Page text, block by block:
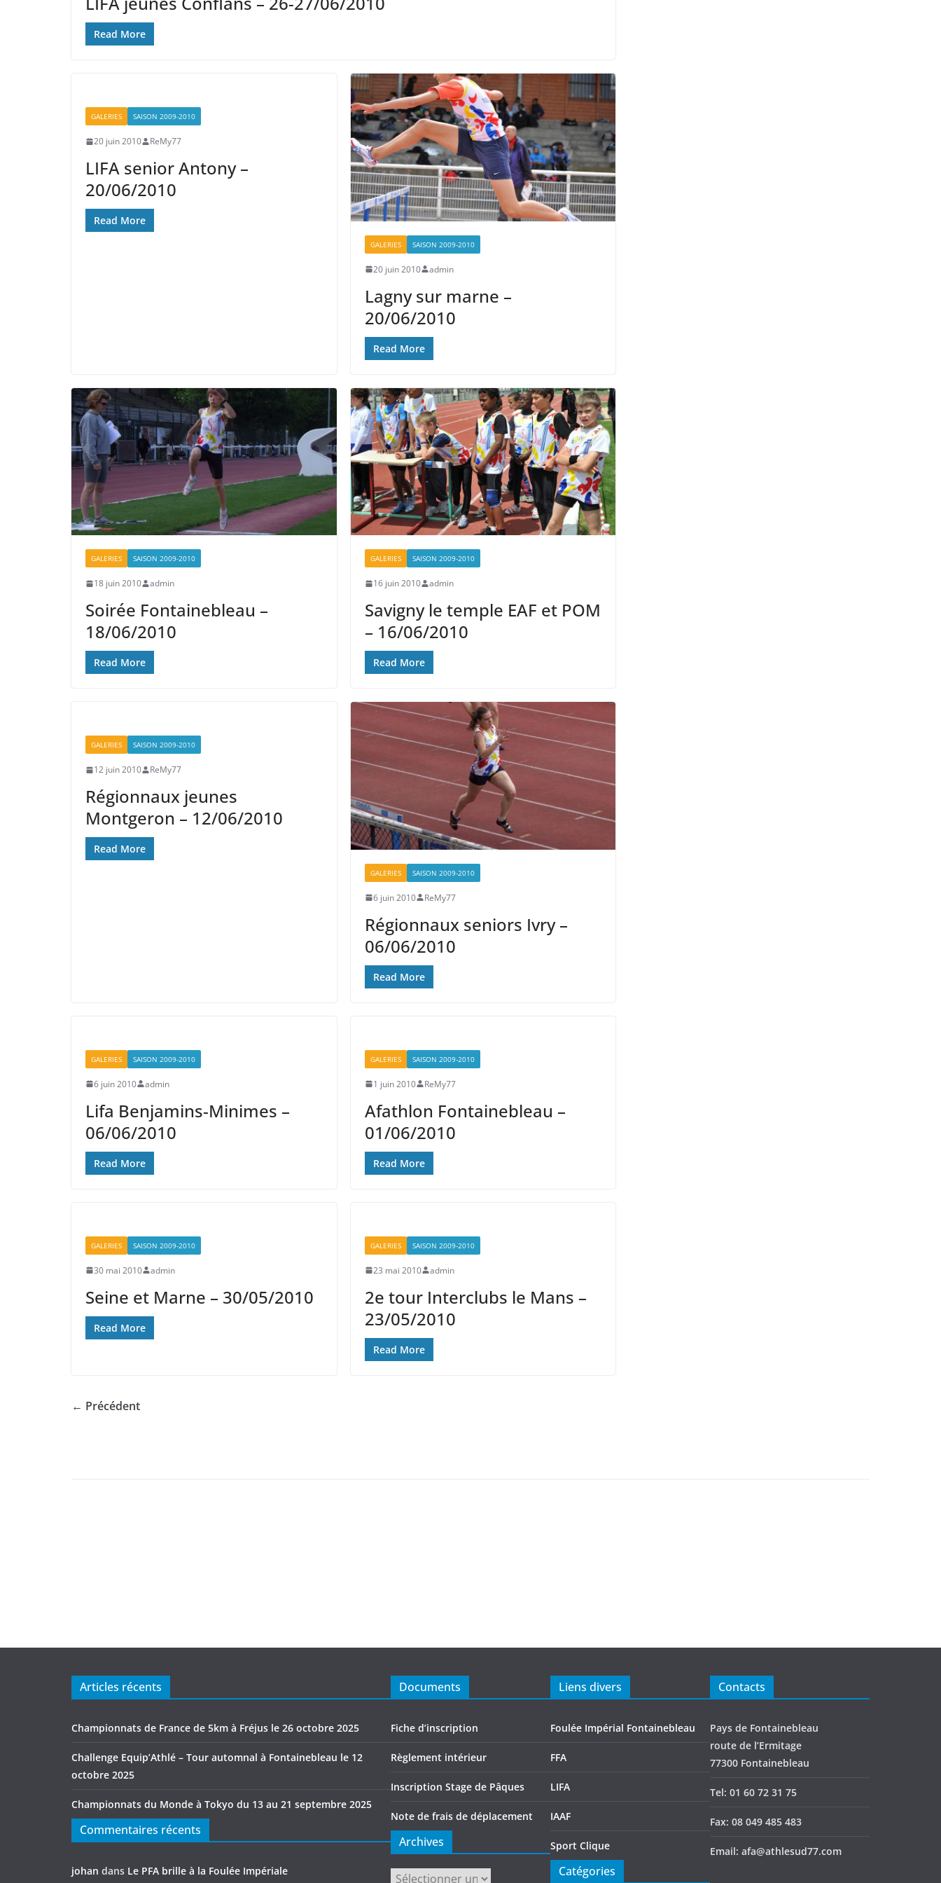
Read More
GALERIES SAISON 2009-2010
20 juin 2010 ReMy77
LIFA senior Antony –
20/06/2010
Read More
GALERIES SAISON 2009-2010
20 juin 2010 admin
Lagny sur marne –
20/06/2010
Read More
GALERIES SAISON 2009-2010
18 juin 2010 admin
Soirée Fontainebleau –
18/06/2010
Read More
GALERIES SAISON 2009-2010
16 juin 2010 admin
Savigny le temple EAF et POM
– 16/06/2010
Read More
GALERIES SAISON 2009-2010
12 juin 2010 ReMy77
Régionnaux jeunes
Montgeron – 12/06/2010
Read More
GALERIES SAISON 2009-2010
6 juin 2010 ReMy77
Régionnaux seniors Ivry –
06/06/2010
Read More
GALERIES SAISON 2009-2010
6 juin 2010 admin
Lifa Benjamins-Minimes –
06/06/2010
Read More
GALERIES SAISON 2009-2010
1 juin 2010 ReMy77
Afathlon Fontainebleau –
01/06/2010
Read More
GALERIES SAISON 2009-2010
30 mai 2010 admin
Seine et Marne – 30/05/2010
Read More
GALERIES SAISON 2009-2010
23 mai 2010 admin
2e tour Interclubs le Mans –
23/05/2010
Read More
← Précédent
Articles récents
Championnats de France de 5km à Fréjus le 26 octobre 2025
Challenge Equip’Athlé – Tour automnal à Fontainebleau le 12
octobre 2025
Championnats du Monde à Tokyo du 13 au 21 septembre 2025
Commentaires récents
johan dans Le PFA brille à la Foulée Impériale
Documents
Fiche d’inscription
Règlement intérieur
Inscription Stage de Pâques
Note de frais de déplacement
Archives
Archives
Liens divers
Foulée Impérial Fontainebleau
FFA
LIFA
IAAF
Sport Clique
Catégories
Contacts
Pays de Fontainebleau
route de l’Ermitage
77300 Fontainebleau
Tel: 01 60 72 31 75
Fax: 08 049 485 483
Email: afa@athlesud77.com